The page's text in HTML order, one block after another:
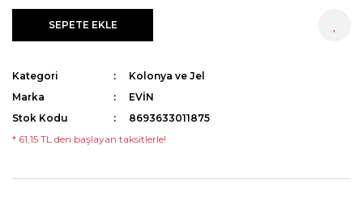
SEPETE EKLE
Kategori
Kolonya ve Jel
Marka
EVİN
Stok Kodu
8693633011875
* 61,15 TL den başlayan taksitlerle!